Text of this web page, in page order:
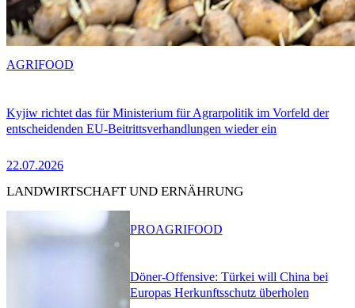
Kyjiw richtet das für Ministerium für Agrarpolitik im Vorfeld der
entscheidenden EU-Beitrittsverhandlungen wieder ein
22.07.2026
AGRIFOOD
LANDWIRTSCHAFT UND ERNÄHRUNG
Döner-Offensive: Türkei will China bei
Europas Herkunftsschutz überholen
PROAGRIFOOD